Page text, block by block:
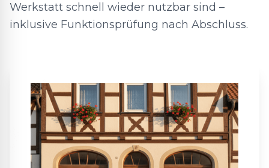
Werkstatt schnell wieder nutzbar sind –
inklusive Funktionsprüfung nach Abschluss.